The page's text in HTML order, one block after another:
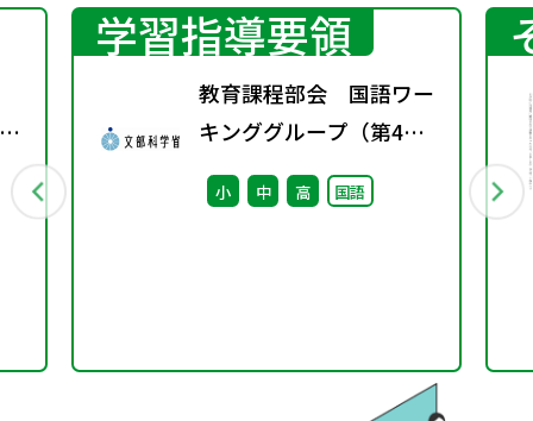
学習指導要領
教育課程部会 国語ワー
キンググループ（第4
回） 配付資料
小 中 高 国語